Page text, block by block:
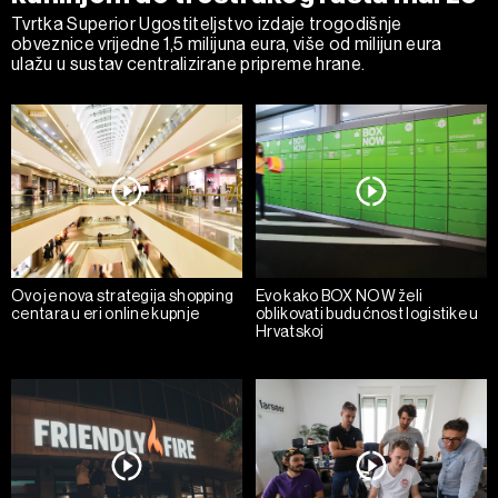
Tvrtka Superior Ugostiteljstvo izdaje trogodišnje
obveznice vrijedne 1,5 milijuna eura, više od milijun eura
ulažu u sustav centralizirane pripreme hrane.
Ovo je nova strategija shopping
centara u eri online kupnje
Evo kako BOX NOW želi
oblikovati budućnost logistike u
Hrvatskoj